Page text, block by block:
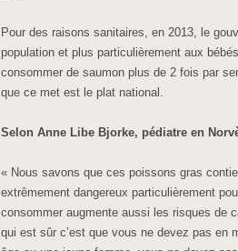
Pour des raisons sanitaires, en 2013, le
population et plus particulièrement aux
consommer de saumon plus de 2 fois par
que ce met est le plat national.
Selon Anne Libe Bjorke, pédiatre en
« Nous savons que ces poissons gras
extrêmement dangereux particulièrement
consommer augmente aussi les risques de
qui est sûr c’est que vous ne devez pas en